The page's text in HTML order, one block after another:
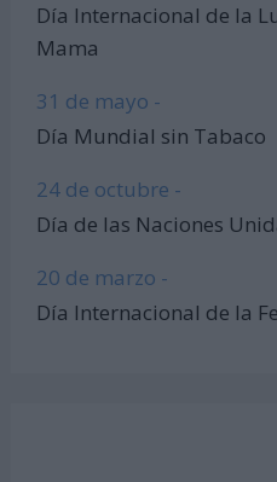
Día Internacional de la
Mama
31 de mayo -
Día Mundial sin Tabaco
24 de octubre -
Día de las Naciones
20 de marzo -
Día Internacional de la